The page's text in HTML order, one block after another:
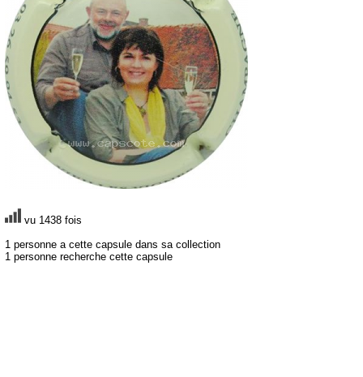
vu 1438 fois
1 personne a cette capsule dans sa collection
1 personne recherche cette capsule